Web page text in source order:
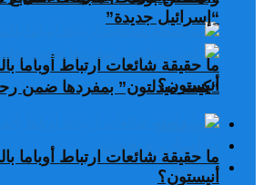
ما حقيقة شائعات ارتباط أوباما
أنيستون؟
تغريدات
دراسات وبحوث
رياضة
“إسرائيل جديدة”
“كيت ميدلتون” بمفردها ضمن
ما حقيقة شائعات ارتباط أوباما
أنيستون؟